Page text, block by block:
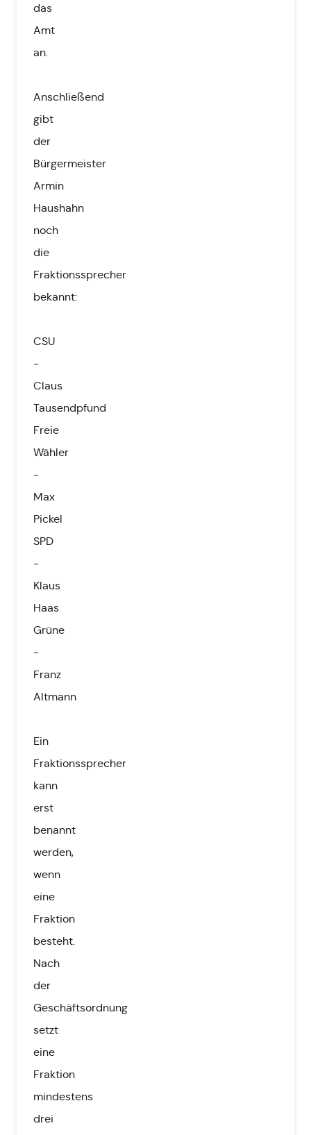
das
Amt
an.
Anschließend
gibt
der
Bürgermeister
Armin
Haushahn
noch
die
Fraktionssprecher
bekannt:
CSU
-
Claus
Tausendpfund
Freie
Wähler
-
Max
Pickel
SPD
-
Klaus
Haas
Grüne
-
Franz
Altmann
Ein
Fraktionssprecher
kann
erst
benannt
werden,
wenn
eine
Fraktion
besteht.
Nach
der
Geschäftsordnung
setzt
eine
Fraktion
mindestens
drei